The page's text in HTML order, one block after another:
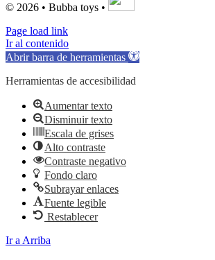
© 2026 • Bubba toys •
Page load link
Ir al contenido
Abrir barra de herramientas
Herramientas de accesibilidad
Aumentar texto
Disminuir texto
Escala de grises
Alto contraste
Contraste negativo
Fondo claro
Subrayar enlaces
Fuente legible
Restablecer
Ir a Arriba